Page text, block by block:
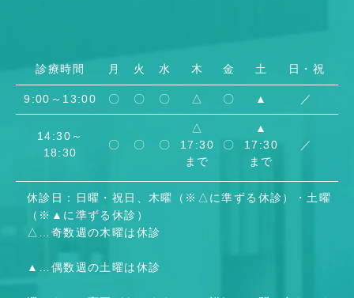
診療時間 月 火 水 木 金 土 日・祝
9:00～13:00 〇 〇 〇 △ 〇 ▲ ／
14:30～
18:30
〇 〇 〇
△
17:30
まで
〇
▲
17:30
まで
／
休診日：日曜・祝日、木曜（※△に準ずる休診）・土曜
（※▲に準ずる休診）
△
奇数週の木曜は休診
▲ 偶数週の土曜は休診